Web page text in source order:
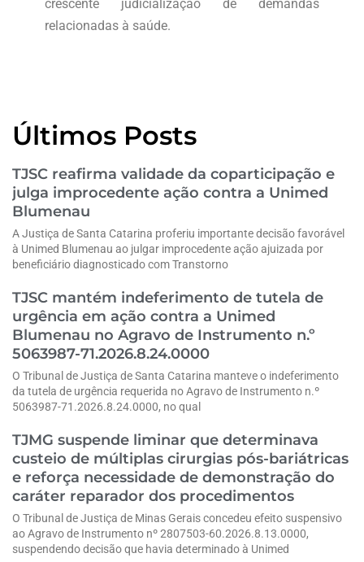
crescente judicialização de demandas
relacionadas à saúde.
Últimos Posts
TJSC reafirma validade da coparticipação e
julga improcedente ação contra a Unimed
Blumenau
A Justiça de Santa Catarina proferiu importante decisão favorável
à Unimed Blumenau ao julgar improcedente ação ajuizada por
beneficiário diagnosticado com Transtorno
TJSC mantém indeferimento de tutela de
urgência em ação contra a Unimed
Blumenau no Agravo de Instrumento n.º
5063987-71.2026.8.24.0000
O Tribunal de Justiça de Santa Catarina manteve o indeferimento
da tutela de urgência requerida no Agravo de Instrumento n.º
5063987-71.2026.8.24.0000, no qual
TJMG suspende liminar que determinava
custeio de múltiplas cirurgias pós-bariátricas
e reforça necessidade de demonstração do
caráter reparador dos procedimentos
O Tribunal de Justiça de Minas Gerais concedeu efeito suspensivo
ao Agravo de Instrumento nº 2807503-60.2026.8.13.0000,
suspendendo decisão que havia determinado à Unimed